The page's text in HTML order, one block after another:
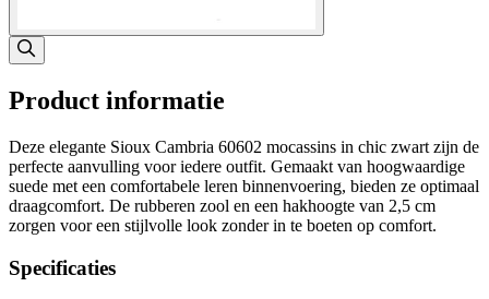
Product informatie
Deze elegante Sioux Cambria 60602 mocassins in chic zwart zijn de
perfecte aanvulling voor iedere outfit. Gemaakt van hoogwaardige
suede met een comfortabele leren binnenvoering, bieden ze optimaal
draagcomfort. De rubberen zool en een hakhoogte van 2,5 cm
zorgen voor een stijlvolle look zonder in te boeten op comfort.
Specificaties